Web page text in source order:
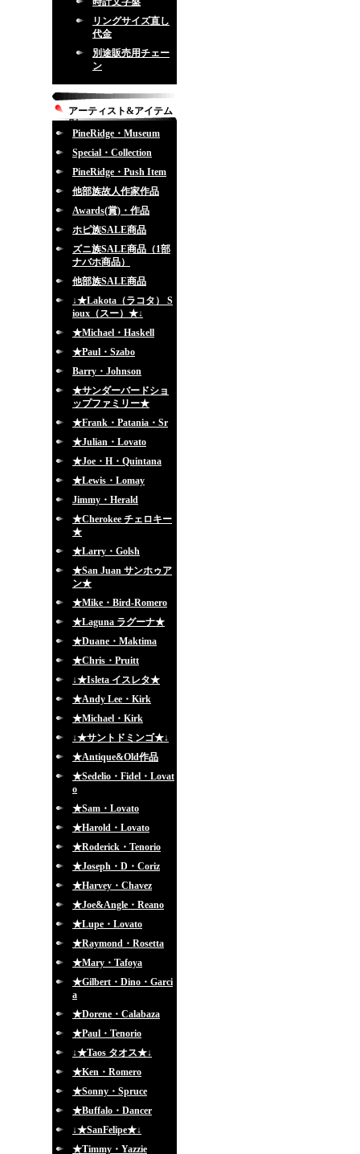
リングサイズ直し
代金
別途販売用チェー
ン
アーティスト&アイテム
別
PineRidge・Museum
Special・Collection
PineRidge・Push Item
他部族故人作家作品
Awards(賞)・作品
ホピ族SALE商品
ズニ族SALE商品（1部
ナバホ商品）
他部族SALE商品
↓★Lakota（ラコタ） S
ioux（スー）★↓
★Michael・Haskell
★Paul・Szabo
Barry・Johnson
★サンダーバードショ
ップファミリー★
★Frank・Patania・Sr
★Julian・Lovato
★Joe・H・Quintana
★Lewis・Lomay
Jimmy・Herald
★Cherokee チェロキー
★
★Larry・Golsh
★San Juan サンホゥア
ン★
★Mike・Bird-Romero
★Laguna ラグーナ★
★Duane・Maktima
★Chris・Pruitt
↓★Isleta イスレタ★
★Andy Lee・Kirk
★Michael・Kirk
↓★サントドミンゴ★↓
★Antique&Old作品
★Sedelio・Fidel・Lovat
o
★Sam・Lovato
★Harold・Lovato
★Roderick・Tenorio
★Joseph・D・Coriz
★Harvey・Chavez
★Joe&Angle・Reano
★Lupe・Lovato
★Raymond・Rosetta
★Mary・Tafoya
★Gilbert・Dino・Garci
a
★Dorene・Calabaza
★Paul・Tenorio
↓★Taos タオス★↓
★Ken・Romero
★Sonny・Spruce
★Buffalo・Dancer
↓★SanFelipe★↓
★Timmy・Yazzie